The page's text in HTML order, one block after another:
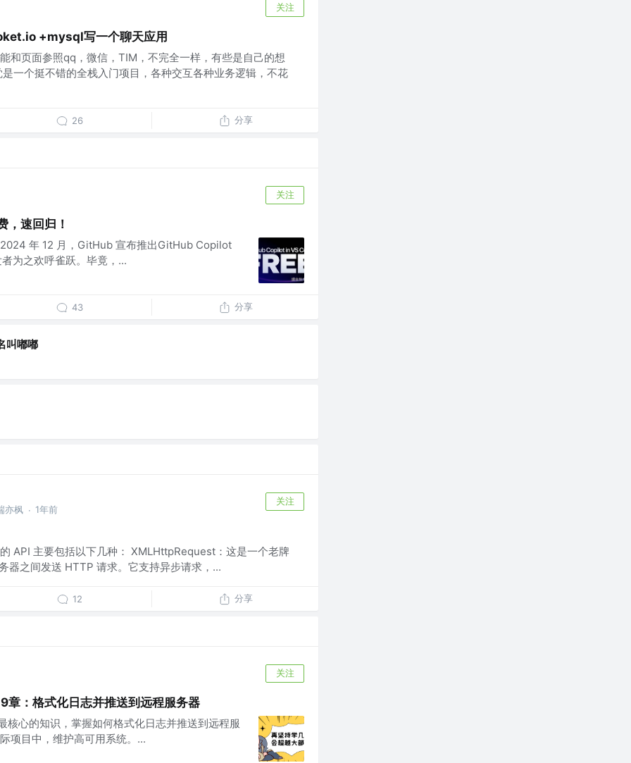
关注
+mysql写一个聊天应用
和页面参照qq，微信，TIM，不完全一样，有些是自己的想
一个挺不错的全栈入门项目，各种交互各种业务逻辑，不花
26 分享
关注
速回归！
年 12 月，GitHub 宣布推出GitHub Copilot
为之欢呼雀跃。毕竟，...
43 分享
叫嘟嘟
亦枫 · 1年前
关注
API 主要包括以下几种： XMLHttpRequest：这是一个老牌
器之间发送 HTTP 请求。它支持异步请求，...
12 分享
关注
：格式化日志并推送到远程服务器
核心的知识，掌握如何格式化日志并推送到远程服
项目中，维护高可用系统。...